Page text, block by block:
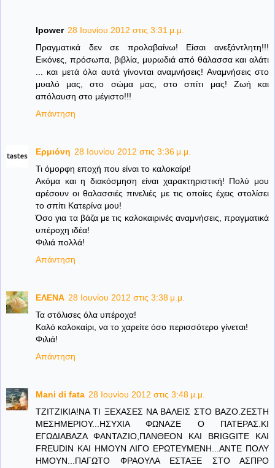
lpower 28 Ιουνίου 2012 στις 3:31 μ.μ.
Πραγματικά δεν σε προλαβαίνω! Είσαι ανεξάντλητη!!!
Εικόνες, πρόσωπα, βιβλία, μυρωδιά από θάλασσα και αλάτι
... και μετά όλα αυτά γίνονται αναμνήσεις! Αναμνήσεις στο
μυαλό μας, στο σώμα μας, στο σπίτι μας! Ζωή και
απόλαυση στο μέγιστο!!!
Απάντηση
Ερμιόνη 28 Ιουνίου 2012 στις 3:36 μ.μ.
Τι όμορφη εποχή που είναι το καλοκαίρι!
Ακόμα και η διακόσμηση είναι χαρακτηριστική! Πολύ μου
αρέσουν οι θαλασσιές πινελιές με τις οποίες έχεις στολίσει
το σπίτι Κατερίνα μου!
Όσο για τα βάζα με τις καλοκαιρινές αναμνήσεις, πραγματικά
υπέροχη ιδέα!
Φιλιά πολλά!
Απάντηση
ΕΛΕΝΑ 28 Ιουνίου 2012 στις 3:38 μ.μ.
Τα στόλισες όλα υπέροχα!
Καλό καλοκαίρι, να το χαρείτε όσο περισσότερο γίνεται!
Φιλιά!
Απάντηση
Mani di fata 28 Ιουνίου 2012 στις 3:48 μ.μ.
ΤΖΙΤΖΙΚΙΑ!ΝΑ ΤΙ ΞΕΧΑΣΕΣ ΝΑ ΒΑΛΕΙΣ ΣΤΟ ΒΑΖΟ.ΖΕΣΤΗ
ΜΕΣΗΜΕΡΙΟΥ...ΗΣΥΧΙΑ ΦΩΝΑΖΕ Ο ΠΑΤΕΡΑΣ.ΚΙ
ΕΓΩΔΙΑΒΑΖΑ ΦΑΝΤΑΖΙΟ,ΠΑΝΘΕΟΝ ΚΑΙ BRIGGITE KAI
FREUDIN KAI HMOYN ΛΙΓΟ ΕΡΩΤΕΥΜΕΝΗ...ΑΝΤΕ ΠΟΛΥ
ΗΜΟΥΝ...ΠΑΓΩΤΟ ΦΡΑΟΥΛΑ ΕΣΤΑΞΕ ΣΤΟ ΑΣΠΡΟ